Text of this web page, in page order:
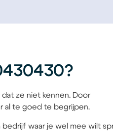
ze niet kennen. Door
al te goed te begrijpen.
waar je wel mee wilt